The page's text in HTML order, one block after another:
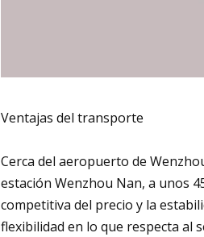
Ventajas del transporte
Cerca del aeropuerto de
estación Wenzhou Nan, a unos
competitiva del precio y la
flexibilidad en lo que respecta al